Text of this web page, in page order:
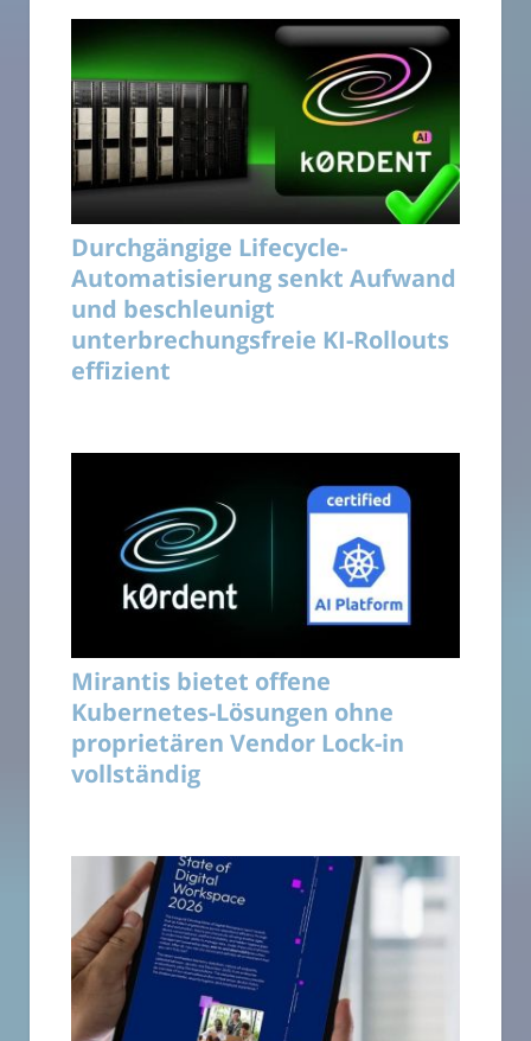
Durchgängige Lifecycle-
Automatisierung senkt Aufwand
und beschleunigt
unterbrechungsfreie KI-Rollouts
effizient
Mirantis bietet offene
Kubernetes-Lösungen ohne
proprietären Vendor Lock-in
vollständig